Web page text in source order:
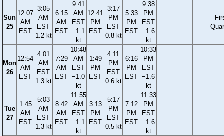
Sun
25
12:07
AM
EST
3:05
AM
EST
1.2 kt
6:15
AM
EST
9:41
AM
EST
−1.1
kt
12:41
PM
EST
3:17
PM
EST
0.8 kt
5:33
PM
EST
9:38
PM
EST
−1.6
kt
Mon
26
12:54
AM
EST
4:01
AM
EST
1.3 kt
7:29
AM
EST
10:48
AM
EST
−1.0
kt
1:49
PM
EST
4:11
PM
EST
0.6 kt
6:16
PM
EST
10:33
PM
EST
−1.6
kt
Tue
27
1:45
AM
EST
5:03
AM
EST
1.3 kt
8:42
AM
EST
11:55
AM
EST
−1.1
kt
3:13
PM
EST
5:17
PM
EST
0.5 kt
7:12
PM
EST
11:33
PM
EST
−1.6
kt